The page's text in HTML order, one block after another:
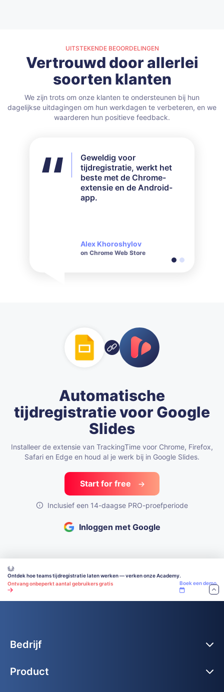
UITSTEKENDE BEOORDELINGEN
Vertrouwd door allerlei
soorten klanten
We zijn trots om onze klanten te ondersteunen bij hun
dagelijkse uitdagingen om hun werkdagen te verbeteren, en we
waarderen hun positieve feedback.
Geweldig voor
tijdregistratie, werkt het
beste met de Chrome-
extensie en de Android-
app.
Alex Khoroshylov
on Chrome Web Store
Ik heb niet alle
beschikbare functies
gebruikt, maar voor mijn
behoeften werkte het
perfect. Hun
Salvador Carranza
on Chrome Web Store
Automatische
tijdregistratie voor Google
Slides
Installeer de extensie van TrackingTime voor Chrome, Firefox,
Safari en Edge en houd al je werk bij in Google Slides.
Start for free
Inclusief een 14-daagse PRO-proefperiode
Inloggen met Google
Ontdek hoe teams tijdregistratie laten werken — verken onze Academy.
Ontvang onbeperkt aantal gebruikers gratis
Boek een demo
Bedrijf
Product